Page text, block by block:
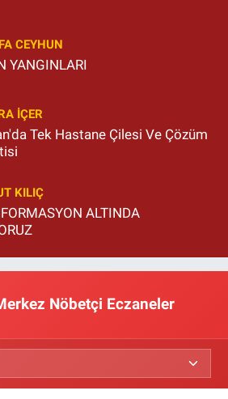
CEYHUN
YANGINLARI
İÇER
Tek Hastane Çilesi Ve Çözüm
KILIÇ
ALTINDA
Nöbetçi Eczaneler